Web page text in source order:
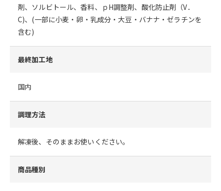
剤、ソルビトール、香料、ｐH調整剤、酸化防止剤（V．
C)、(一部に小麦・卵・乳成分・大豆・バナナ・ゼラチンを
含む)
最終加工地
国内
調理方法
解凍後、そのままお使いください。
商品種別